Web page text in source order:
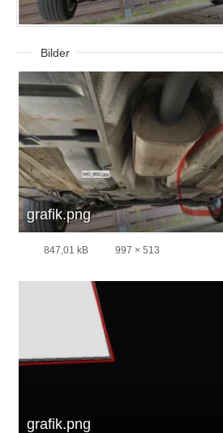
Bilder
grafik.png
847,01 kB 997 × 513
grafik.png